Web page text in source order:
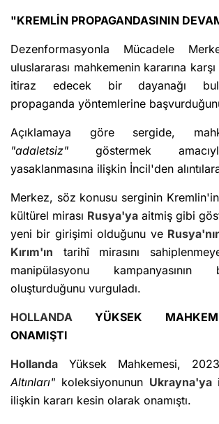
"KREMLİN PROPAGANDASININ
Dezenformasyonla Mücadele
uluslararası mahkemenin kararına
itiraz edecek bir dayanağı
propaganda yöntemlerine
Açıklamaya göre sergide,
"adaletsiz" göstermek
yasaklanmasına ilişkin İncil'den
Merkez, söz konusu serginin Kremlin'in
kültürel mirası Rusya'ya aitmiş gibi
yeni bir girişimi olduğunu ve
Kırım'ın tarihî mirasını
manipülasyonu kampanyasının
oluşturduğunu vurguladı.
HOLLANDA YÜKSEK
ONAMIŞTI
Hollanda Yüksek Mahkemesi, 2023
Altınları" koleksiyonunun Ukrayna'ya
ilişkin kararı kesin olarak onamıştı.